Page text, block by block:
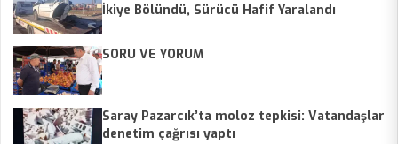
İkiye Bölündü, Sürücü Hafif Yaralandı
SORU VE YORUM
Saray Pazarcık’ta moloz tepkisi: Vatandaşlar
denetim çağrısı yaptı